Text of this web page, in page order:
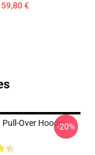
€
Over Hoodie-20%